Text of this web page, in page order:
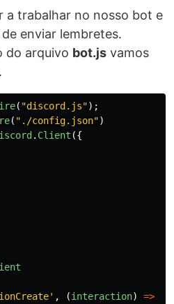
a trabalhar no nosso bot e
enviar lembretes.
do arquivo bot.js vamos
( "discord.js");
( " ./config.json")
. Client ({
' , (interaction) =>